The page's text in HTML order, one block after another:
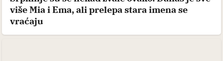
više Mia i Ema, ali prelepa stara imena se
vraćaju